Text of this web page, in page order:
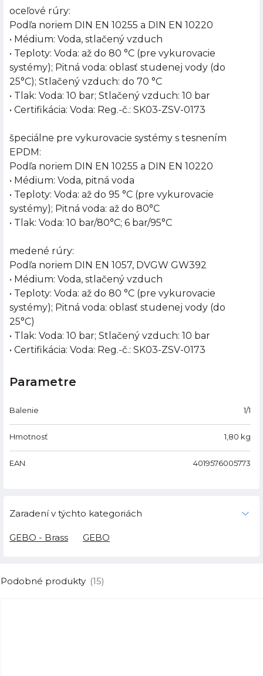
oceľové rúry:
Podľa noriem DIN EN 10255 a DIN EN 10220
• Médium: Voda, stlačený vzduch
• Teploty: Voda: až do 80 °C (pre vykurovacie
systémy); Pitná voda: oblasť studenej vody (do
25°C); Stlačený vzduch: do 70 °C
• Tlak: Voda: 10 bar; Stlačený vzduch: 10 bar
• Certifikácia: Voda: Reg.-č.: SK03-ZSV-0173
špeciálne pre vykurovacie systémy s tesnením
EPDM:
Podľa noriem DIN EN 10255 a DIN EN 10220
• Médium: Voda, pitná voda
• Teploty: Voda: až do 95 °C (pre vykurovacie
systémy); Pitná voda: až do 80°C
• Tlak: Voda: 10 bar/80°C; 6 bar/95°C
medené rúry:
Podľa noriem DIN EN 1057, DVGW GW392
• Médium: Voda, stlačený vzduch
• Teploty: Voda: až do 80 °C (pre vykurovacie
systémy); Pitná voda: oblasť studenej vody (do
25°C)
• Tlak: Voda: 10 bar; Stlačený vzduch: 10 bar
• Certifikácia: Voda: Reg.-č.: SK03-ZSV-0173
Parametre
Balenie 1/1
Hmotnosť 1,80 kg
EAN 4019576005773
Zaradení v týchto kategoriách
GEBO - Brass GEBO
Podobné produkty (15)